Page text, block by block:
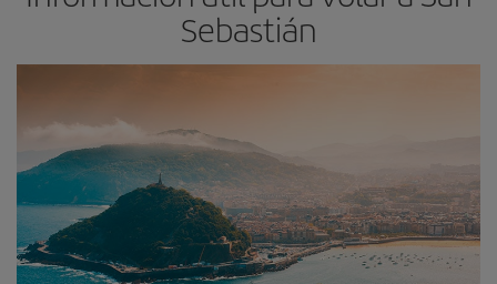
Sebastián